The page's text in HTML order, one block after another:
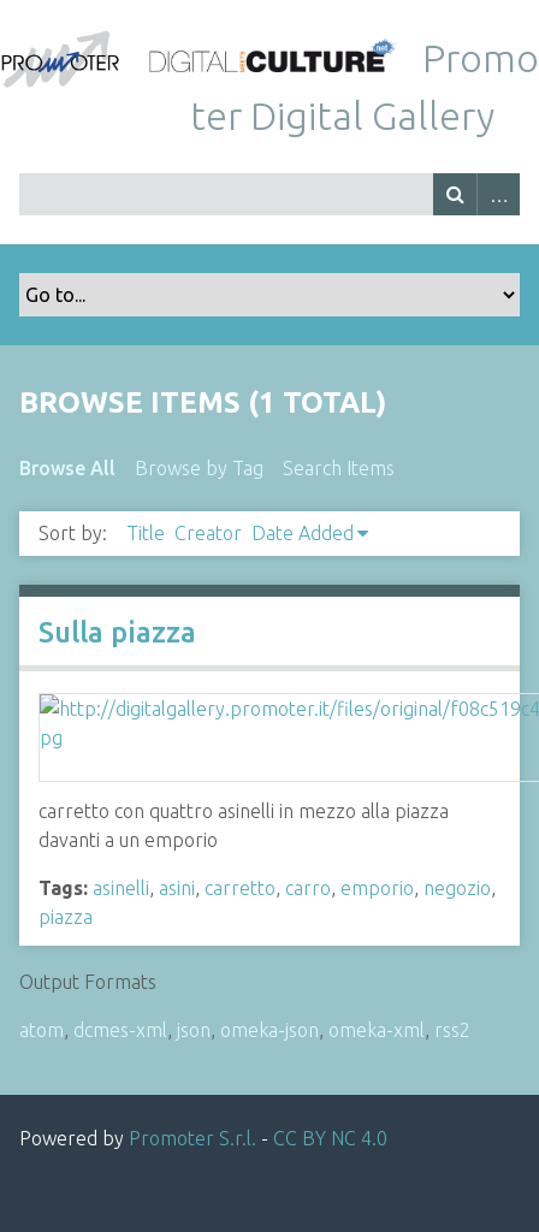
Promo
ter Digital Gallery
BROWSE ITEMS (1 TOTAL)
Browse All Browse by Tag Search Items
Sort by: Title Creator Date Added
Sulla piazza
carretto con quattro asinelli in mezzo alla piazza
davanti a un emporio
Tags: asinelli, asini, carretto, carro, emporio, negozio,
piazza
Output Formats
atom, dcmes-xml , json, omeka-json, omeka-xml , rss2
Powered by Promoter S.r.l. - CC BY NC 4.0